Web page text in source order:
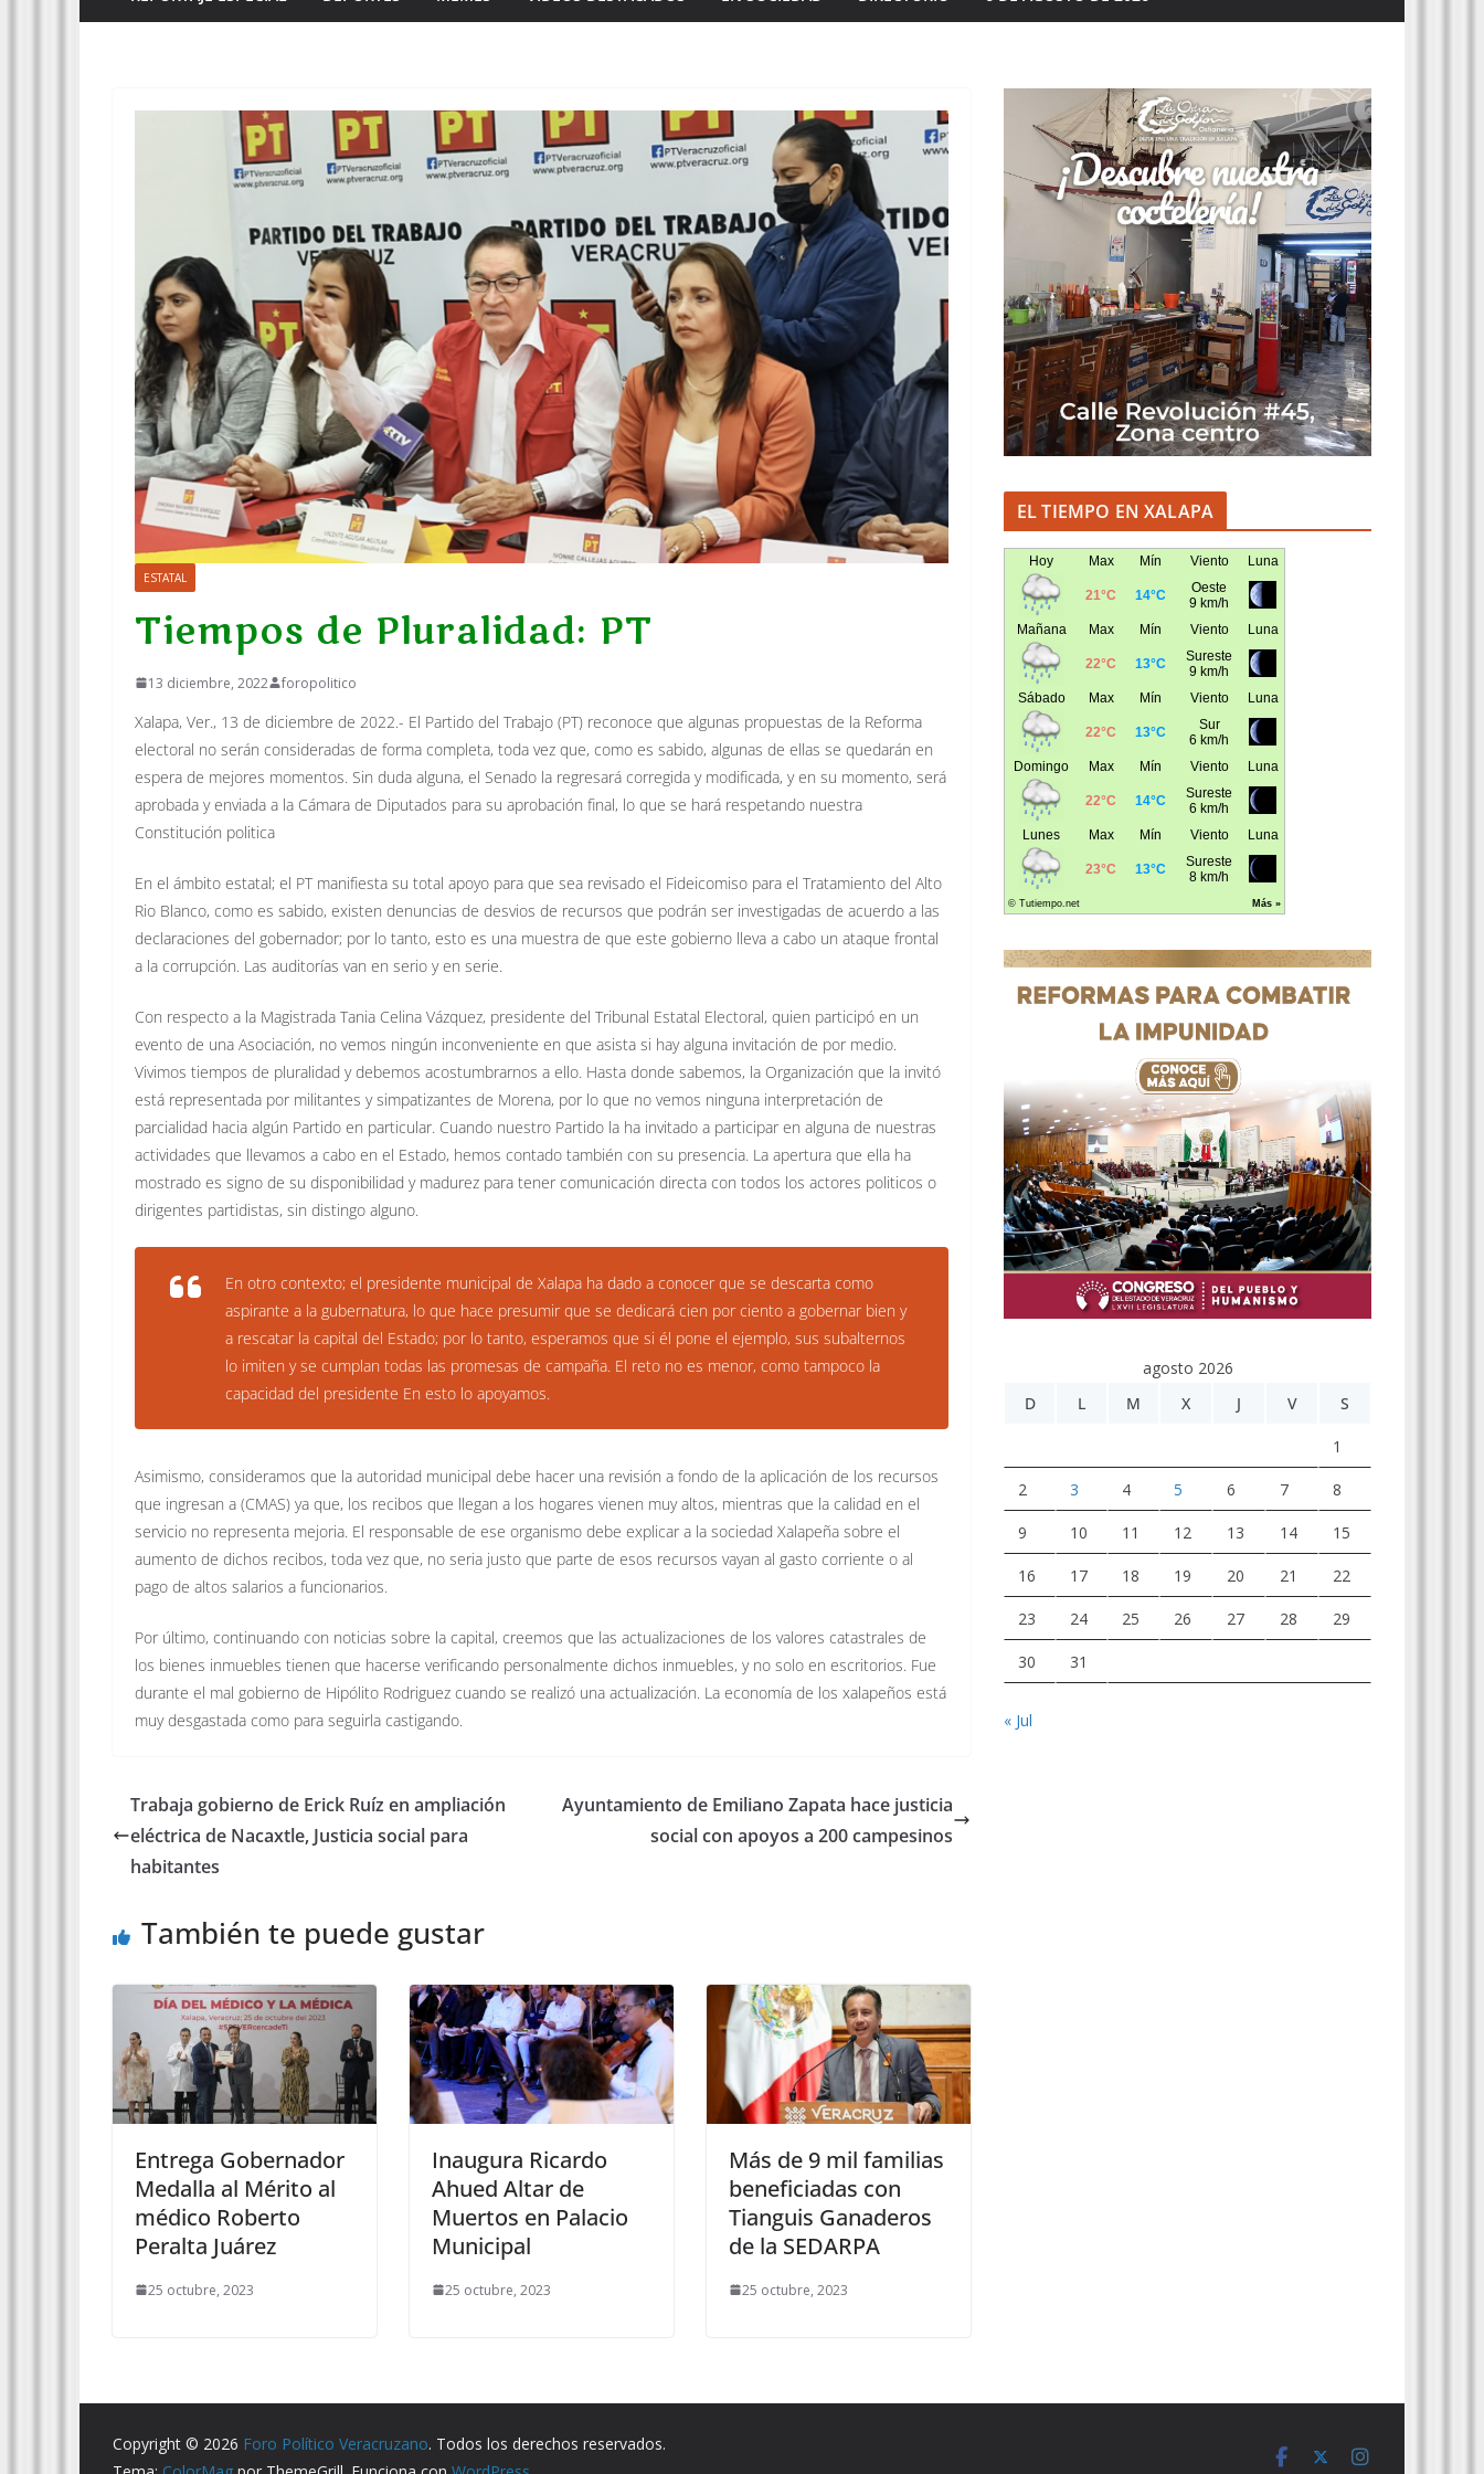
ESTATAL
Tiempos de Pluralidad: PT
13 diciembre, 2022 foropolitico
Xalapa, Ver., 13 de diciembre de 2022.- El Partido del Trabajo (PT) reconoce que algunas propuestas de la Reforma
electoral no serán consideradas de forma completa, toda vez que, como es sabido, algunas de ellas se quedarán en
espera de mejores momentos. Sin duda alguna, el Senado la regresará corregida y modificada, y en su momento, será
aprobada y enviada a la Cámara de Diputados para su aprobación final, lo que se hará respetando nuestra
Constitución politica
En el ámbito estatal; el PT manifiesta su total apoyo para que sea revisado el Fideicomiso para el Tratamiento del Alto
Rio Blanco, como es sabido, existen denuncias de desvios de recursos que podrán ser investigadas de acuerdo a las
declaraciones del gobernador; por lo tanto, esto es una muestra de que este gobierno lleva a cabo un ataque frontal
a la corrupción. Las auditorías van en serio y en serie.
Con respecto a la Magistrada Tania Celina Vázquez, presidente del Tribunal Estatal Electoral, quien participó en un
evento de una Asociación, no vemos ningún inconveniente en que asista si hay alguna invitación de por medio.
Vivimos tiempos de pluralidad y debemos acostumbrarnos a ello. Hasta donde sabemos, la Organización que la invitó
está representada por militantes y simpatizantes de Morena, por lo que no vemos ninguna interpretación de
parcialidad hacia algún Partido en particular. Cuando nuestro Partido la ha invitado a participar en alguna de nuestras
actividades que llevamos a cabo en el Estado, hemos contado también con su presencia. La apertura que ella ha
mostrado es signo de su disponibilidad y madurez para tener comunicación directa con todos los actores politicos o
dirigentes partidistas, sin distingo alguno.
En otro contexto; el presidente municipal de Xalapa ha dado a conocer que se descarta como
aspirante a la gubernatura, lo que hace presumir que se dedicará cien por ciento a gobernar bien y
a rescatar la capital del Estado; por lo tanto, esperamos que si él pone el ejemplo, sus subalternos
lo imiten y se cumplan todas las promesas de campaña. El reto no es menor, como tampoco la
capacidad del presidente En esto lo apoyamos.
Asimismo, consideramos que la autoridad municipal debe hacer una revisión a fondo de la aplicación de los recursos
que ingresan a (CMAS) ya que, los recibos que llegan a los hogares vienen muy altos, mientras que la calidad en el
servicio no representa mejoria. El responsable de ese organismo debe explicar a la sociedad Xalapeña sobre el
aumento de dichos recibos, toda vez que, no seria justo que parte de esos recursos vayan al gasto corriente o al
pago de altos salarios a funcionarios.
Por último, continuando con noticias sobre la capital, creemos que las actualizaciones de los valores catastrales de
los bienes inmuebles tienen que hacerse verificando personalmente dichos inmuebles, y no solo en escritorios. Fue
durante el mal gobierno de Hipólito Rodriguez cuando se realizó una actualización. La economía de los xalapeños está
muy desgastada como para seguirla castigando.
Trabaja gobierno de Erick Ruíz en ampliación
eléctrica de Nacaxtle, Justicia social para
habitantes
Ayuntamiento de Emiliano Zapata hace justicia
social con apoyos a 200 campesinos
También te puede gustar
Entrega Gobernador
Medalla al Mérito al
médico Roberto
Peralta Juárez
25 octubre, 2023
Inaugura Ricardo
Ahued Altar de
Muertos en Palacio
Municipal
25 octubre, 2023
Más de 9 mil familias
beneficiadas con
Tianguis Ganaderos
de la SEDARPA
25 octubre, 2023
EL TIEMPO EN XALAPA
agosto 2026
D
L M X J V S
1
2 3 4 5 6 7 8
9 10 11 12 13 14 15
16 17 18 19 20 21 22
23 24 25 26 27 28 29
30 31
« Jul
Copyright © 2026 Foro Político Veracruzano. Todos los derechos reservados.